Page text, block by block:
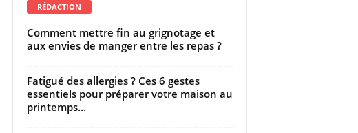
RÉDACTION
Comment mettre fin au grignotage et
aux envies de manger entre les repas ?
Fatigué des allergies ? Ces 6 gestes
essentiels pour préparer votre maison au
printemps...